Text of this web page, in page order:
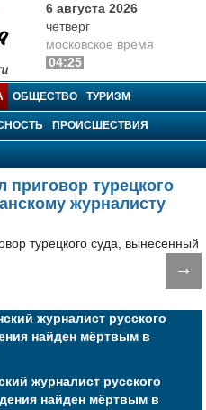
6 августа 2026
четверг
московское время
04:25
ОБЩЕСТВО ТУРИЗМ
ПРОИСШЕСТВИЯ
турецкого
журналисту
→
журналист русского
найден мёртвым в